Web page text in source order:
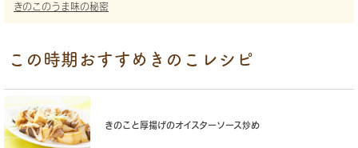
きのこのうま味の秘密
この時期おすすめきのこレシピ
きのこと厚揚げのオイスターソース炒め